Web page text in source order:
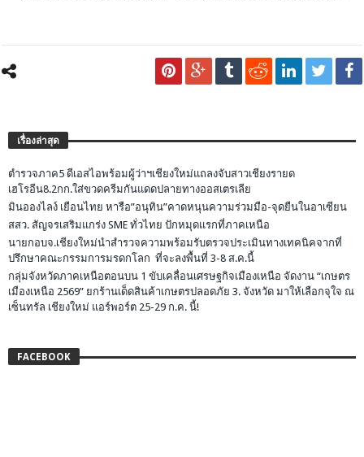
เรื่องล่าสุด
ตำรวจภาค5 ดีเอสไอพร้อมผู้ว่าฯเชียงใหม่แถลงจับสาวเชียงรายด
เฮโรอีน8.2กก.ใส่ขวดครีมกันแดดปลายทางออสเตรเลีย
มินอองไลง์ เยือนไทย หารือ”อนุทิน”คาดหนุนความร่วมมือ-จุดยืนในอาเซียน
สสว. สัญจรเสริมแกร่ง SME ทั่วไทย ปักหมุดแรกที่ภาคเหนือ
นายกอบจ.เชียงใหม่นำสำรวจความพร้อมรับตรวจประเมินทางเทคนิคจากที่
ปรึกษาคณะกรรมการมรดกโลก ที่จะลงพื้นที่ 3-8 ส.ค.นี้
กลุ่มจังหวัดภาคเหนือตอนบน 1 ขับเคลื่อนเศรษฐกิจเมืองเหนือ จัดงาน “เกษตร
เมืองเหนือ 2569” ยกร้านเด็ดสินค้าเกษตรปลอดภัย 3. จังหวัด มาให้เลือกจุใจ ณ
เซ็นทรัล เชียงใหม่ แอร์พอร์ต 25-29 ก.ค. นี้!
FACEBOOK